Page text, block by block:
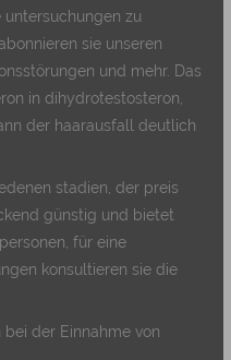
zu
sie unseren
und mehr. Das
in dihydrotestosteron,
der haarausfall deutlich
stadien, der preis
günstig und bietet
für eine
konsultieren sie die
der Einnahme von